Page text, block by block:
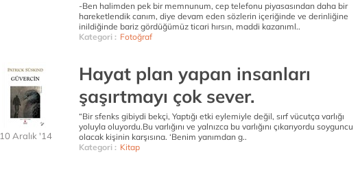
-Ben halimden pek bir memnunum, cep telefonu piyasasından daha bir
hareketlendik canım, diye devam eden sözlerin içeriğinde ve derinliğine
inildiğinde bariz gördüğümüz ticari hırsın, maddi kazanıml..
Kategori : Fotoğraf
10 Aralık '14
Hayat plan yapan insanları
şaşırtmayı çok sever.
“Bir sfenks gibiydi bekçi, Yaptığı etki eylemiyle değil, sırf vücutça varlığı
yoluyla oluyordu.Bu varlığını ve yalnızca bu varlığını çıkarıyordu soyguncu
olacak kişinin karşısına. ‘Benim yanımdan g..
Kategori : Kitap